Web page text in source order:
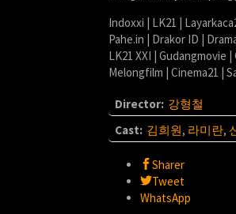
Indoxxi | LK21 |
Pahe.in | Drakor ID |
LK21 XXI | Gudangmovie
Melongfilm | Cinema21 |
Director: 강형철
Cast: 김희원, 라미란,
Sharer
Tweet
WhatsApp